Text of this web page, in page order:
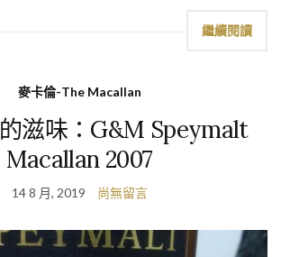
繼續閱讀
麥卡倫-The Macallan
滋味：G&M Speymalt
Macallan 2007
14 8 月, 2019 尚無留言